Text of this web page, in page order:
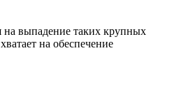
на выпадение таких крупных
на обеспечение